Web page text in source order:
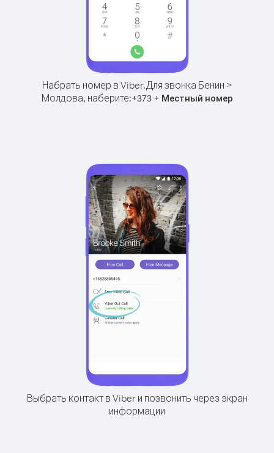
Набрать номер в Viber.Для звонка Бенин >
Молдова, наберите:+373+ Местный номер
Выбрать контакт в Viber и позвонить через экран
информации